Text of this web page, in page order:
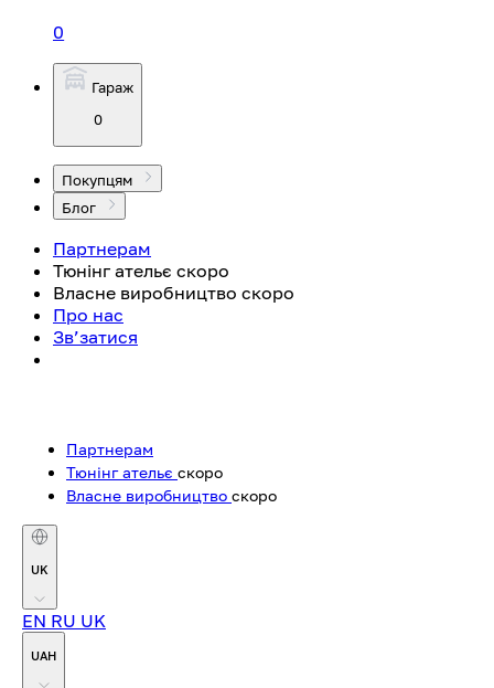
0
Гараж
0
Покупцям
Блог
Партнерам
Тюнінг ательє скоро
Власне виробництво скоро
Про нас
Зв’затися
Партнерам
Тюнінг ательє скоро
Власне виробництво скоро
UK
EN RU UK
UAH